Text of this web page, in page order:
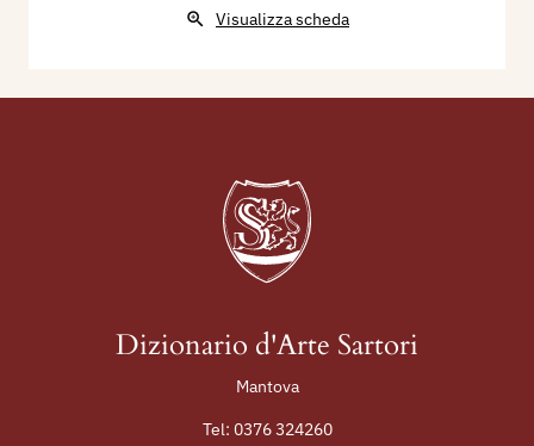
Visualizza scheda
Dizionario d'Arte Sartori
Mantova
Tel: 0376 324260